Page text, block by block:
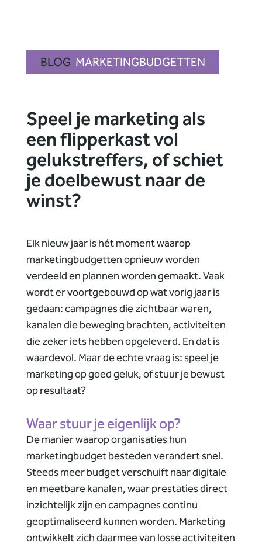
BLOG MARKETINGBUDGETTEN
Speel je marketing als
een flipperkast vol
gelukstreffers, of schiet
je doelbewust naar de
winst?
Elk nieuw jaar is hét moment waarop
marketingbudgetten opnieuw worden
verdeeld en plannen worden gemaakt. Vaak
wordt er voortgebouwd op wat vorig jaar is
gedaan: campagnes die zichtbaar waren,
kanalen die beweging brachten, activiteiten
die zeker iets hebben opgeleverd. En dat is
waardevol. Maar de echte vraag is: speel je
marketing op goed geluk, of stuur je bewust
op resultaat?
Waar stuur je eigenlijk op?
De manier waarop organisaties hun
marketingbudget besteden verandert snel.
Steeds meer budget verschuift naar digitale
en meetbare kanalen, waar prestaties direct
inzichtelijk zijn en campagnes continu
geoptimaliseerd kunnen worden. Marketing
ontwikkelt zich daarmee van losse activiteiten